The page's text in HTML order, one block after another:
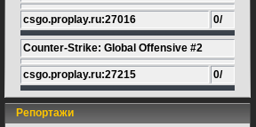
csgo.proplay.ru:27016 0/
Counter-Strike: Global Offensive #2
csgo.proplay.ru:27215 0/
Репортажи